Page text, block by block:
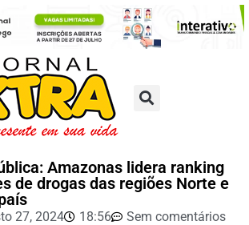
Amazonas lidera ranking
de drogas das regiões Norte e
27, 2024 18:56 Sem comentários